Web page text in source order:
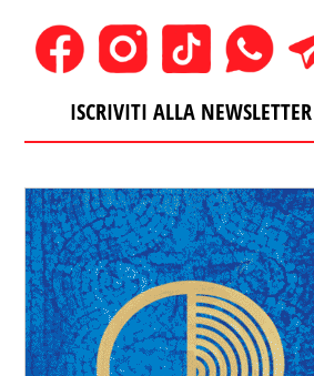
ISCRIVITI ALLA NEWSLETTER